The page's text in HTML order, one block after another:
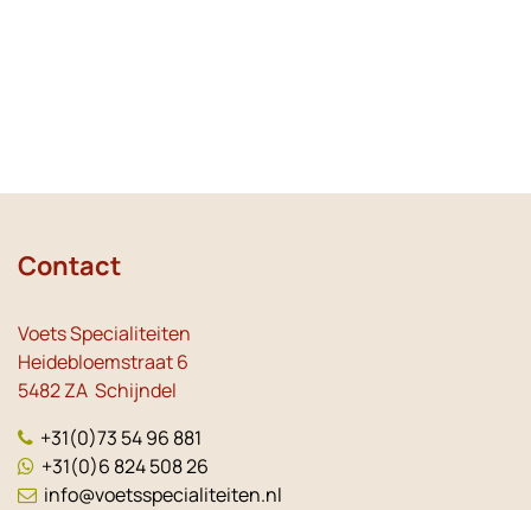
Contact
Voets Specialiteiten
Heidebloemstraat 6
5482 ZA Schijndel
+31(0)73 54 96 881
+31(0)6 824 508 26
info@voetsspecialiteiten.nl